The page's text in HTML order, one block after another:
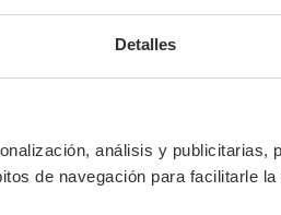
Detalles
análisis y publicitarias,
de navegación para facilitarle
2